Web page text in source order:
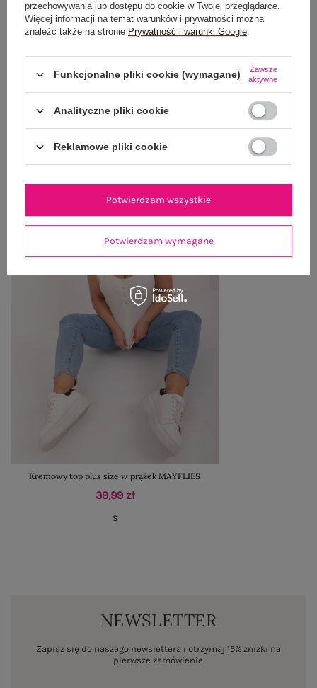
OPINIE O PRODUKCIE (0)
ZWROTY I REKLAMACJE
OSTATNIO OGLĄDANE
Zobacz wszystko
Kremowy top plus size w prążek MAYFLIES
39,99 zł
S
NEWSLETTER
Zapisz się do naszego newslettera i otrzymaj 15% zniżki na
pierwsze zamówienie
przechowywania lub dostępu do cookie w Twojej przeglądarce.
Więcej informacji na temat warunków i prywatności można
znaleźć także na stronie Prywatność i warunki Google.
Funkcjonalne pliki cookie (wymagane)
Zawsze
aktywne
Analityczne pliki cookie
Reklamowe pliki cookie
Potwierdzam wymagane
Potwierdzam wszystkie